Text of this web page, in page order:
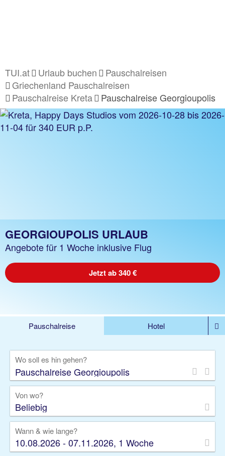
TUI.at Urlaub buchen
Pauschalreisen
Griechenland Pauschalreisen
Pauschalreise Kreta
Pauschalreise Georgioupolis
GEORGIOUPOLIS URLAUB
Angebote für 1 Woche inklusive Flug
Jetzt ab 340 €
Pauschalreise
Hotel
Rundreise
Kreuzfahrt
Gruppenreise
Camper Privattransfer
Wo soll es hin gehen?
Von wo?
Beliebig
Wann & wie lange?
10.08.2026 - 07.11.2026, 1 Woche